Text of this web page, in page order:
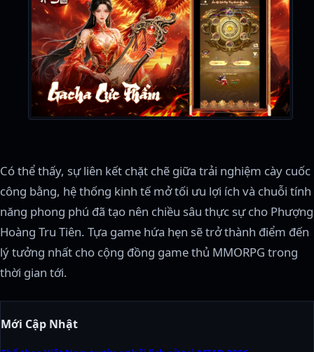
Có thể thấy, sự liên kết chặt chẽ giữa trải nghiệm cày cuốc
công bằng, hệ thống kinh tế mở tối ưu lợi ích và chuỗi tính
năng phong phú đã tạo nên chiều sâu thực sự cho Phượng
Hoàng Tru Tiên. Tựa game hứa hẹn sẽ trở thành điểm đến
lý tưởng nhất cho cộng đồng game thủ MMORPG trong
thời gian tới.
Mới Cập Nhật